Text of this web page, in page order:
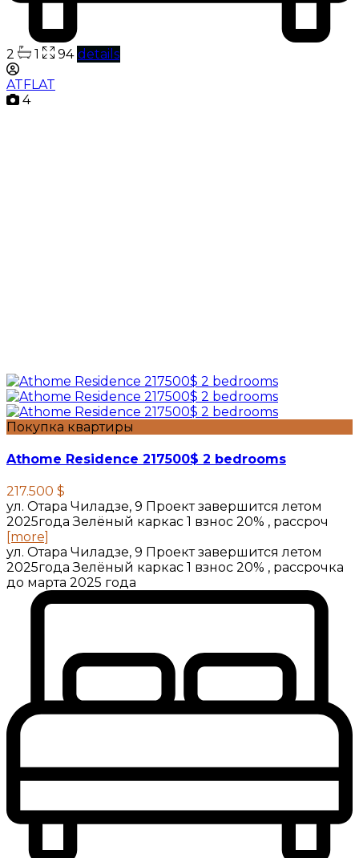
2 1 94 details
ATFLAT
4
Покупка квартиры
Athome Residence 217500$ 2 bedrooms
217.500 $
ул. Отара Чиладзе, 9 Проект завершится летом
2025года Зелёный каркас 1 взнос 20% , рассроч
[more]
ул. Отара Чиладзе, 9 Проект завершится летом
2025года Зелёный каркас 1 взнос 20% , рассрочка
до марта 2025 года